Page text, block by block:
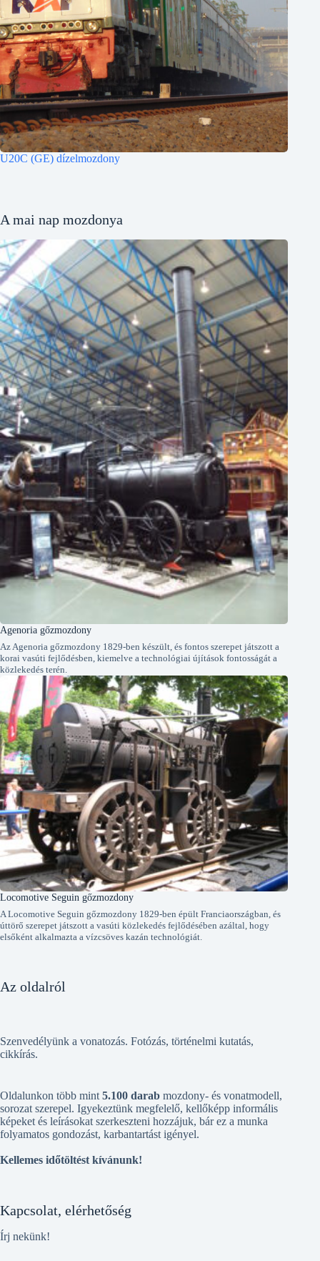
U20C (GE) dízelmozdony
A mai nap mozdonya
Agenoria gőzmozdony
Az Agenoria gőzmozdony 1829-ben készült, és fontos szerepet játszott a
korai vasúti fejlődésben, kiemelve a technológiai újítások fontosságát a
közlekedés terén.
Locomotive Seguin gőzmozdony
A Locomotive Seguin gőzmozdony 1829-ben épült Franciaországban, és
úttörő szerepet játszott a vasúti közlekedés fejlődésében azáltal, hogy
elsőként alkalmazta a vízcsöves kazán technológiát.
Az oldalról
Szenvedélyünk a vonatozás. Fotózás, történelmi kutatás,
cikkírás.
Oldalunkon több mint 5.100 darab mozdony- és vonatmodell,
sorozat szerepel. Igyekeztünk megfelelő, kellőképp informális
képeket és leírásokat szerkeszteni hozzájuk, bár ez a munka
folyamatos gondozást, karbantartást igényel.
Kellemes időtöltést kívánunk!
Kapcsolat, elérhetőség
Írj nekünk!